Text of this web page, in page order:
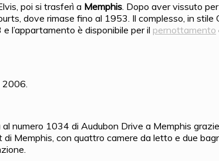
poi si trasferì a Memphis. Dopo aver vissuto
dove rimase fino al 1953. Il complesso, in
l’appartamento è disponibile per il pernottamento
2006.
numero 1034 di Audubon Drive a Memphis
Memphis, con quattro camere da letto e due